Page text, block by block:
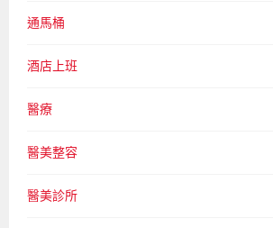
通馬桶
酒店上班
醫療
醫美整容
醫美診所